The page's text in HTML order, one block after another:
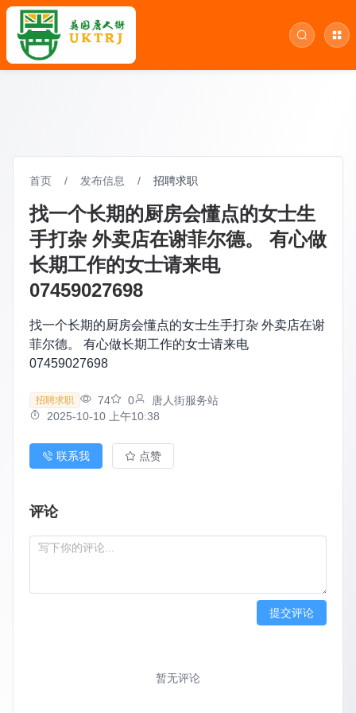
首页 / 发布信息 / 招聘求职
找一个长期的厨房会懂点的女士生
手打杂 外卖店在谢菲尔德。 有心做
长期工作的女士请来电
07459027698
找一个长期的厨房会懂点的女士生手打杂 外卖店在谢
菲尔德。 有心做长期工作的女士请来电
07459027698
招聘求职 74 0
唐人街服务站
2025-10-10 上午10:38
联系我 点赞
评论
提交评论
暂无评论